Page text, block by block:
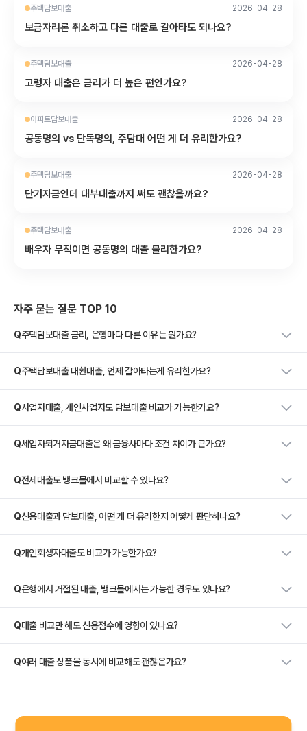
주택담보대출 2026-04-28
보금자리론 취소하고 다른 대출로 갈아타도 되나요?
주택담보대출 2026-04-28
고령자 대출은 금리가 더 높은 편인가요?
아파트담보대출 2026-04-28
공동명의 vs 단독명의, 주담대 어떤 게 더 유리한가요?
주택담보대출 2026-04-28
단기자금인데 대부대출까지 써도 괜찮을까요?
주택담보대출 2026-04-28
배우자 무직이면 공동명의 대출 불리한가요?
자주 묻는 질문 TOP 10
Q주택담보대출 금리, 은행마다 다른 이유는 뭔가요?
Q주택담보대출 대환대출, 언제 갈아타는게 유리한가요?
Q사업자대출, 개인사업자도 담보대출 비교가 가능한가요?
Q세입자퇴거자금대출은 왜 금융사마다 조건 차이가 큰가요?
Q전세대출도 뱅크몰에서 비교할 수 있나요?
Q신용대출과 담보대출, 어떤 게 더 유리한지 어떻게 판단하나요?
Q개인회생자대출도 비교가 가능한가요?
Q은행에서 거절된 대출, 뱅크몰에서는 가능한 경우도 있나요?
Q대출 비교만 해도 신용점수에 영향이 있나요?
Q여러 대출 상품을 동시에 비교해도 괜찮은가요?